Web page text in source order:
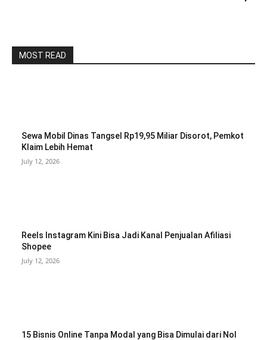
MOST READ
Sewa Mobil Dinas Tangsel Rp19,95 Miliar Disorot, Pemkot
Klaim Lebih Hemat
July 12, 2026
Reels Instagram Kini Bisa Jadi Kanal Penjualan Afiliasi
Shopee
July 12, 2026
15 Bisnis Online Tanpa Modal yang Bisa Dimulai dari Nol